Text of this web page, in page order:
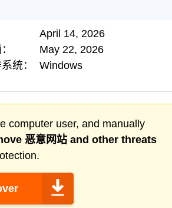
April 14, 2026
May 22, 2026
统：
Windows
computer user, and manually
恶意网站 and other threats